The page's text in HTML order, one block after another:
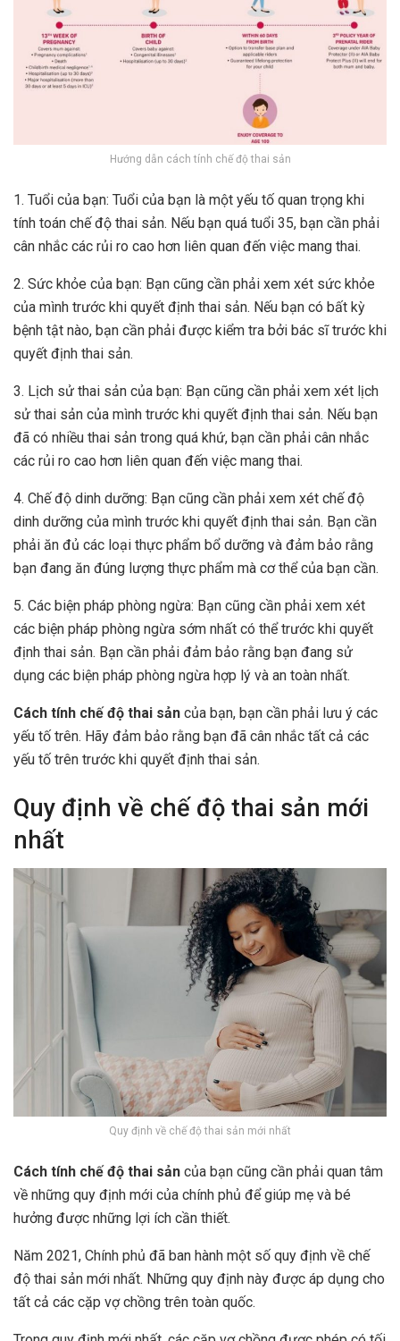
Hướng dẫn cách tính chế độ thai sản
1. Tuổi của bạn: Tuổi của bạn là một yếu tố quan trọng khi
tính toán chế độ thai sản. Nếu bạn quá tuổi 35, bạn cần phải
cân nhắc các rủi ro cao hơn liên quan đến việc mang thai.
2. Sức khỏe của bạn: Bạn cũng cần phải xem xét sức khỏe
của mình trước khi quyết định thai sản. Nếu bạn có bất kỳ
bệnh tật nào, bạn cần phải được kiểm tra bởi bác sĩ trước khi
quyết định thai sản.
3. Lịch sử thai sản của bạn: Bạn cũng cần phải xem xét lịch
sử thai sản của mình trước khi quyết định thai sản. Nếu bạn
đã có nhiều thai sản trong quá khứ, bạn cần phải cân nhắc
các rủi ro cao hơn liên quan đến việc mang thai.
4. Chế độ dinh dưỡng: Bạn cũng cần phải xem xét chế độ
dinh dưỡng của mình trước khi quyết định thai sản. Bạn cần
phải ăn đủ các loại thực phẩm bổ dưỡng và đảm bảo rằng
bạn đang ăn đúng lượng thực phẩm mà cơ thể của bạn cần.
5. Các biện pháp phòng ngừa: Bạn cũng cần phải xem xét
các biện pháp phòng ngừa sớm nhất có thể trước khi quyết
định thai sản. Bạn cần phải đảm bảo rằng bạn đang sử
dụng các biện pháp phòng ngừa hợp lý và an toàn nhất.
Cách tính chế độ thai sản của bạn, bạn cần phải lưu ý các
yếu tố trên. Hãy đảm bảo rằng bạn đã cân nhắc tất cả các
yếu tố trên trước khi quyết định thai sản.
Quy định về chế độ thai sản mới
nhất
Quy định về chế độ thai sản mới nhất
Cách tính chế độ thai sản của bạn cũng cần phải quan tâm
về những quy định mới của chính phủ để giúp mẹ và bé
hưởng được những lợi ích cần thiết.
Năm 2021, Chính phủ đã ban hành một số quy định về chế
độ thai sản mới nhất. Những quy định này được áp dụng cho
tất cả các cặp vợ chồng trên toàn quốc.